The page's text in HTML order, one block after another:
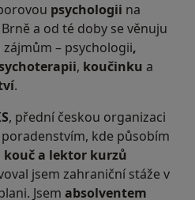
psychologii na
a od té doby se věnuju
– psychologii,
, koučinku a
.
, přední českou organizaci
kde působím
a lektor kurzů
jsem zahraniční stáže v
Jsem absolventem